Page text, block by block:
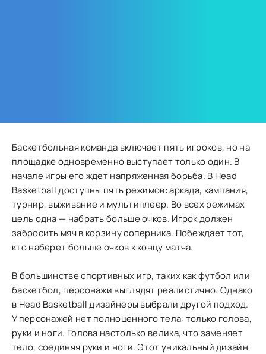
Баскетбольная команда включает пять игроков, но на
площадке одновременно выступает только один. В
начале игры его ждет напряженная борьба. В Head
Basketball доступны пять режимов: аркада, кампания,
турнир, выживание и мультиплеер. Во всех режимах
цель одна — набрать больше очков. Игрок должен
забросить мяч в корзину соперника. Побеждает тот,
кто наберет больше очков к концу матча.
В большинстве спортивных игр, таких как футбол или
баскетбол, персонажи выглядят реалистично. Однако
в Head Basketball дизайнеры выбрали другой подход.
У персонажей нет полноценного тела: только голова,
руки и ноги. Голова настолько велика, что заменяет
тело, соединяя руки и ноги. Этот уникальный дизайн